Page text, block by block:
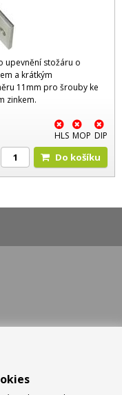
upevnění stožáru o
a krátkým
11mm pro šrouby ke
zinkem.
HLS MOP DIP
Do košíku